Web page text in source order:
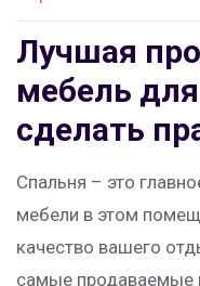
Лучшая
мебель
сделать
Спальня – это
мебели в этом
качество вашего
самые продаваемые